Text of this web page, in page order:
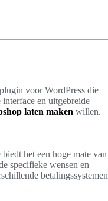
voor WordPress die
en uitgebreide
laten maken willen.
het een hoge mate van
specifieke wensen en
betalingssystemen